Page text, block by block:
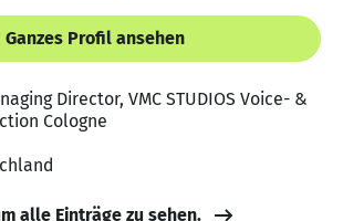
Ganzes Profil ansehen
Director, VMC STUDIOS Voice- &
Cologne
alle Einträge zu sehen.